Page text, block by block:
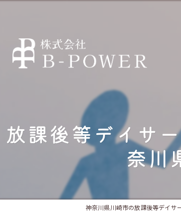
放課後等デイサ
奈川
神奈川県川崎市の放課後等デイサ